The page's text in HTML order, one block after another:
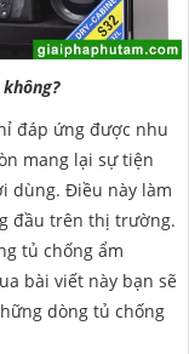
đáp ứng được nhu
mang lại sự tiện
dùng. Điều này làm
đầu trên thị trường.
tủ chống ẩm
bài viết này bạn sẽ
dòng tủ chống